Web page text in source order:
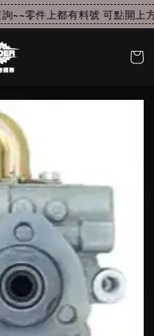
~~零件上都有料號 可點開上